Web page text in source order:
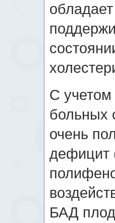
С учетом
больных
очень
дефицит
БАД